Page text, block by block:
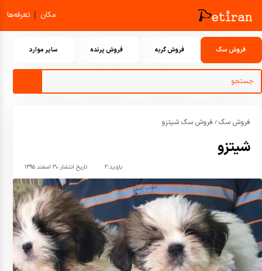
مکان | تعرفه‌ها
فروش سگ فروش گربه فروش پرنده سایر موارد
فروش سگ / فروش سگ شیتزو
شیتزو
تاریخ انتشار:۳۰ اسفند ۱۳۹۵ بازدید:۲